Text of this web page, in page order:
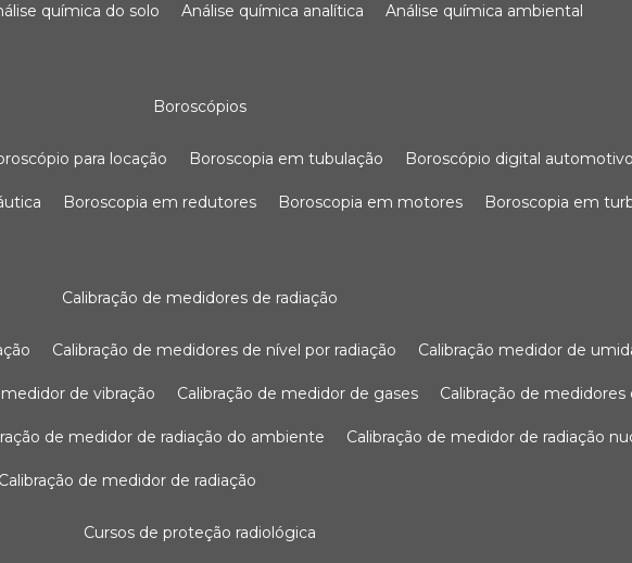
química do solo análise química analítica análise química ambiental
boroscópios
para locação boroscopia em tubulação boroscópio digital automotivo
boroscopia em redutores boroscopia em motores boroscopia em
calibração de medidores de radiação
calibração de medidores de nível por radiação calibração medidor de
medidor de vibração calibração de medidor de gases calibração de medidores
de medidor de radiação do ambiente calibração de medidor de radiação
calibração de medidor de radiação
cursos de proteção radiológica